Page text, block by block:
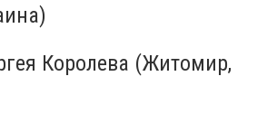
Королева (Житомир,